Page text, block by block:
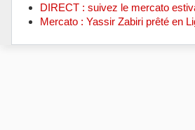
DIRECT : suivez le mercato
Mercato : Yassir Zabiri prêté en